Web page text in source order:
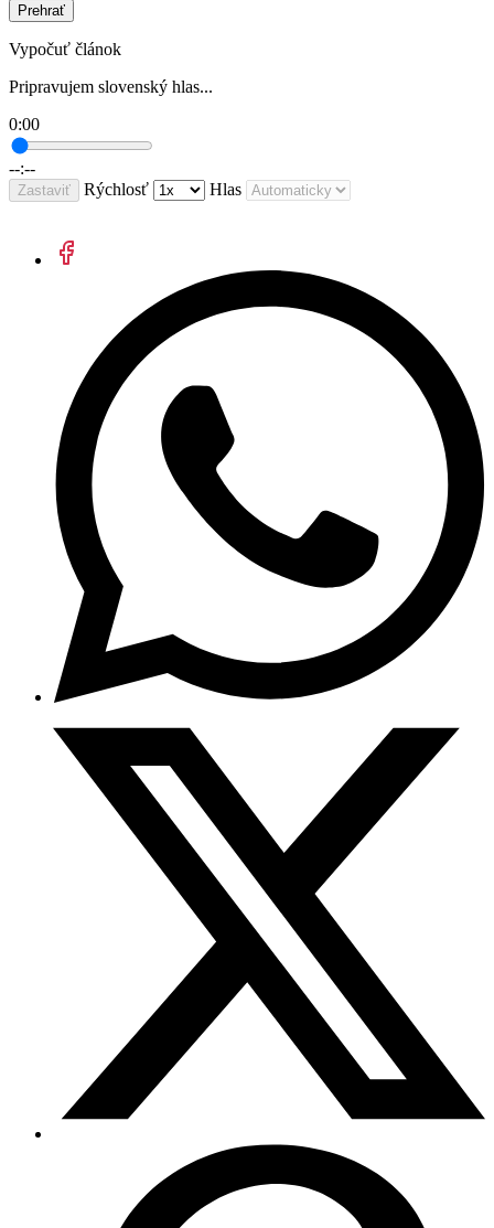
Prehrať
Vypočuť článok
Pripravujem slovenský hlas...
0:00
--:--
Zastaviť Rýchlosť Hlas